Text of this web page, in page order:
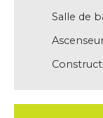
Salle de